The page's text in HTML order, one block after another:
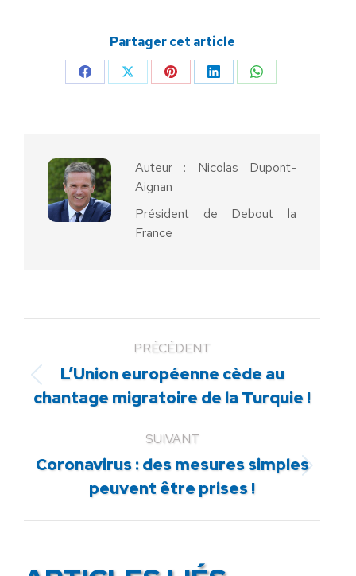
Partager cet article
PartagerPartagerPartagerPartagerPartager
Auteur : Nicolas Dupont-
Aignan
Président de Debout la
France
PRÉCÉDENT
Article
précédent
L’Union européenne cède au
chantage migratoire de la Turquie !
SUIVANT
Article
suivant
Coronavirus : des mesures simples
peuvent être prises !